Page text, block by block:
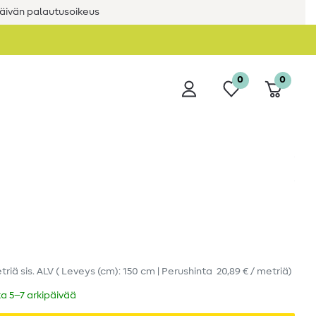
palautusoikeus
0 0
sis. ALV ( Leveys (cm): 150 cm | Perushinta 20,89 € / metriä)
5–7 arkipäivää